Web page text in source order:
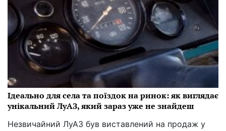
Ідеально для села та поїздок на ринок: як виглядає
унікальний ЛуАЗ, який зараз уже не знайдеш
Незвичайний ЛуАЗ був виставлений на продаж у